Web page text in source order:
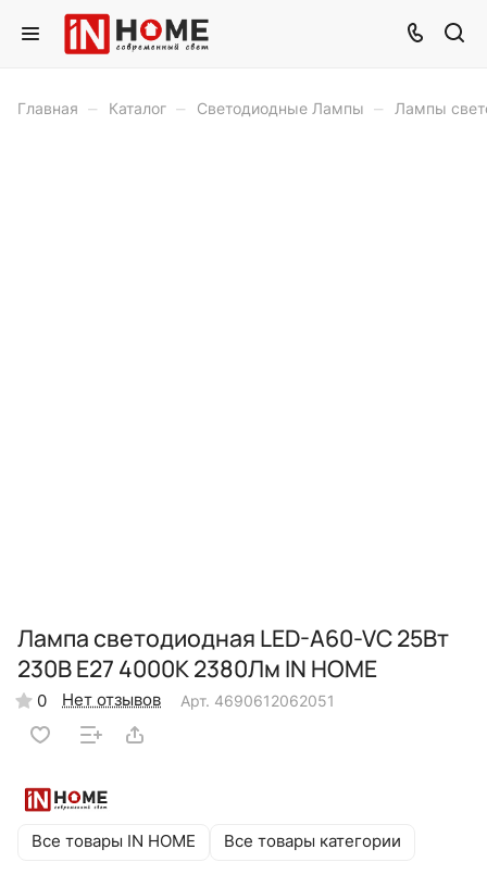
Главная – Каталог – Светодиодные Лампы – Лампы
Лампа светодиодная LED-A60-VC 25Вт
230В Е27 4000К 2380Лм IN HOME
0 Нет отзывов Арт. 4690612062051
Все товары IN HOME Все товары категории